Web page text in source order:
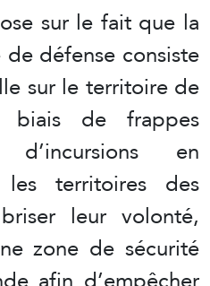
sur le fait que la
défense consiste
sur le territoire de
biais de frappes
en
territoires des
leur volonté,
zone de sécurité